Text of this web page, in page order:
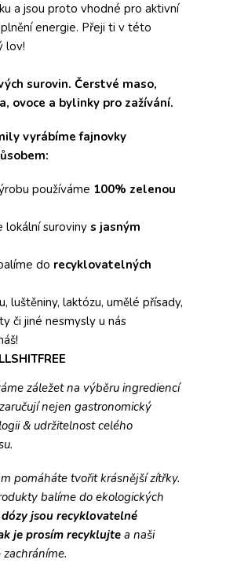
a jsou proto vhodné pro aktivní
energie. Přeji ti v této
lov!
surovin. Čerstvé maso,
ovoce a bylinky pro zažívání.
vyrábíme fajnovky
používáme 100% zelenou
lokální suroviny s jasným
do recyklovatelných
luštěniny, laktózu, umělé přísady,
či jiné nesmysly u nás
záležet na výběru ingrediencí
nejen gastronomický
& udržitelnost celého
pomáháte tvořit krásnější zítřky.
balíme do ekologických
jsou recyklovatelné
je prosím recyklujte a naši